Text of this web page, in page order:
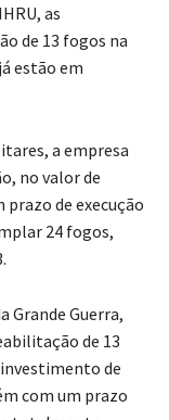
as
de 13 fogos na
estão em
a empresa
no valor de
prazo de execução
24 fogos,
Grande Guerra,
de 13
investimento de
com um prazo